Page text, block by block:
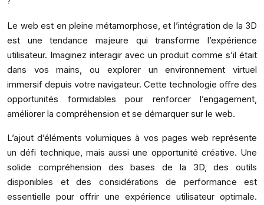
Le web est en pleine métamorphose, et l’intégration de la 3D
est une tendance majeure qui transforme l’expérience
utilisateur. Imaginez interagir avec un produit comme s’il était
dans vos mains, ou explorer un environnement virtuel
immersif depuis votre navigateur. Cette technologie offre des
opportunités formidables pour renforcer l’engagement,
améliorer la compréhension et se démarquer sur le web.
L’ajout d’éléments volumiques à vos pages web représente
un défi technique, mais aussi une opportunité créative. Une
solide compréhension des bases de la 3D, des outils
disponibles et des considérations de performance est
essentielle pour offrir une expérience utilisateur optimale.